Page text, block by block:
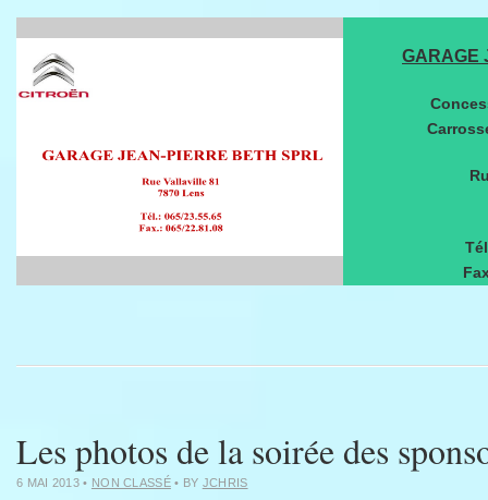
GARAGE
Les photos de la soirée des
6 MAI 2013 • NON CLASSÉ• BY JCHRIS